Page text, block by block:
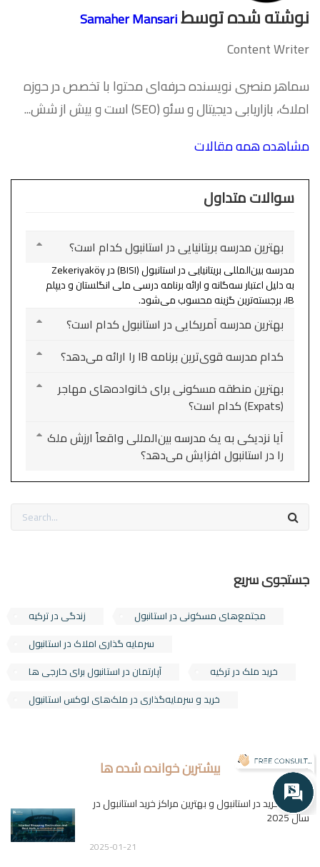
نوشته شده توسطSamaher Mansari
Content Writer
سماهر منصری نویسنده حرفه‌ای محتوا با تخصص در حوزه
املاک، بازاریابی دیجیتال و سئو (SEO) است و بیش از شش...
مشاهده همه مقالات
سوالات متداول
بهترین مدرسه بریتانیایی در استانبول کدام است؟
مدرسه بین‌المللی بریتانیایی در استانبول (BISI) در Zekeriyaköy
به دلیل اعتبار سه‌گانه و ارائه برنامه درسی ملی انگلستان و دیپلم
IB، برجسته‌ترین گزینه محسوب می‌شود.
بهترین مدرسه آمریکایی در استانبول کدام است؟
کدام مدرسه قوی‌ترین برنامه IB را ارائه می‌دهد؟
بهترین منطقه مسکونی برای خانواده‌های مهاجر
(Expats) کدام است؟
آیا نزدیکی به یک مدرسه بین‌المللی واقعاً ارزش ملک
را در استانبول افزایش می‌دهد؟
جستجوی سریع
زندگی در ترکیه
مجتمع‌های مسکونی در استانبول
سرمایه گذاری املاک در استانبول
آپارتمان در استانبول برای خارجی ها
خرید ملک در ترکیه
خرید و سرمایه‌گذاری در ملک‌های لوکس استانبول
بیشترین خوانده شده ها
مقاصد خرید در استانبول و بهترین مراکز خرید استانبول در
سال 2025
2025-01-21